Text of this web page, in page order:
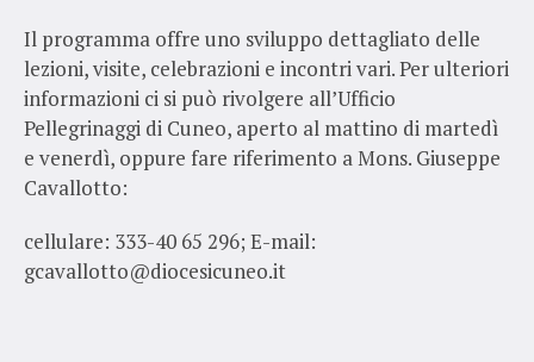
Il programma offre uno sviluppo dettagliato delle
lezioni, visite, celebrazioni e incontri vari. Per ulteriori
informazioni ci si può rivolgere all’Ufficio
Pellegrinaggi di Cuneo, aperto al mattino di martedì
e venerdì, oppure fare riferimento a Mons. Giuseppe
Cavallotto:
cellulare: 333-40 65 296; E-mail:
gcavallotto@diocesicuneo.it